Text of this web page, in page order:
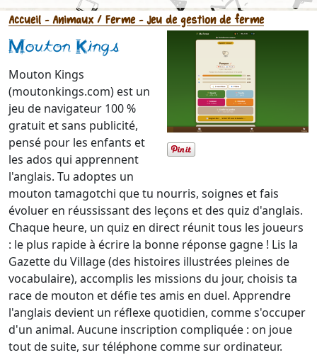
Accueil - Animaux / Ferme- Jeu de gestion de ferme
Mouton Kings
Mouton Kings
(moutonkings.com) est un
jeu de navigateur 100 %
gratuit et sans publicité,
pensé pour les enfants et
les ados qui apprennent
l'anglais. Tu adoptes un
mouton tamagotchi que tu nourris, soignes et fais
évoluer en réussissant des leçons et des quiz d'anglais.
Chaque heure, un quiz en direct réunit tous les joueurs
: le plus rapide à écrire la bonne réponse gagne ! Lis la
Gazette du Village (des histoires illustrées pleines de
vocabulaire), accomplis les missions du jour, choisis ta
race de mouton et défie tes amis en duel. Apprendre
l'anglais devient un réflexe quotidien, comme s'occuper
d'un animal. Aucune inscription compliquée : on joue
tout de suite, sur téléphone comme sur ordinateur.